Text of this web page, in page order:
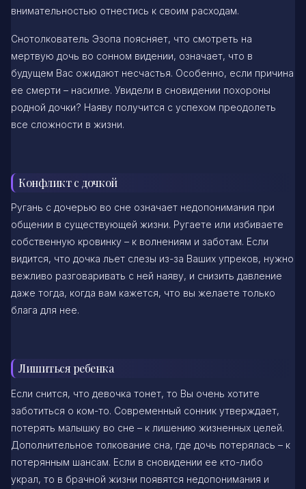
внимательностью отнестись к своим расходам.
Снотолкователь Эзопа поясняет, что смотреть на
мертвую дочь во сонном видении, означает, что в
будущем Вас ожидают несчастья. Особенно, если причина
ее смерти – насилие. Увидели в сновидении похороны
родной дочки? Наяву получится с успехом преодолеть
все сложности в жизни.
Конфликт с дочкой
Ругань с дочерью во сне означает недопонимания при
общении в существующей жизни. Ругаете или избиваете
собственную кровинку – к волнениям и заботам. Если
видится, что дочка льет слезы из-за Ваших упреков, нужно
вежливо разговаривать с ней наяву, и снизить давление
даже тогда, когда вам кажется, что вы желаете только
блага для нее.
Лишиться ребенка
Если снится, что девочка тонет, то Вы очень хотите
заботиться о ком-то. Современный сонник утверждает,
потерять малышку во сне – к лишению жизненных целей.
Дополнительное толкование сна, где дочь потерялась – к
потерянным шансам. Если в сновидении ее кто-либо
украл, то в брачной жизни появятся недопонимания и